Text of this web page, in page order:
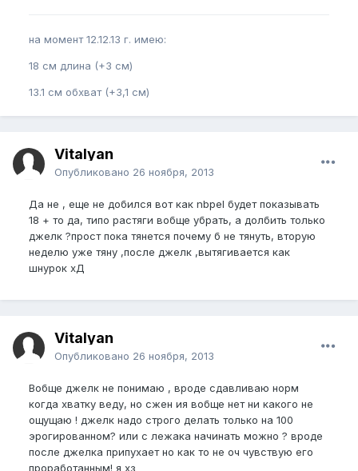
на момент 12.12.13 г. имею:
18 см длина (+3 см)
13.1 см обхват (+3,1 см)
Vitalyan
Опубликовано 26 ноября, 2013
Да не , еще не добился вот как nbpel будет показывать
18 + то да, типо растяги вобще убрать, а долбить только
джелк ?прост пока тянется почему б не тянуть, вторую
неделю уже тяну ,после джелк ,вытягивается как
шнурок хД
Vitalyan
Опубликовано 26 ноября, 2013
Вобще джелк не понимаю , вроде сдавливаю норм
когда хватку веду, но сжен ия вобще нет ни какого не
ощущаю ! джелк надо строго делать только на 100
эрогированном? или с лежака начинать можно ? вроде
после джелка припухает но как то не оч чувствую его
проработанным! я хз